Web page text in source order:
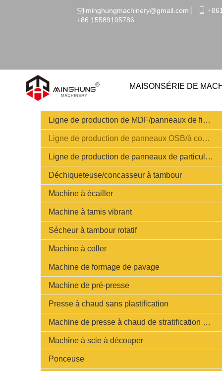
 minghungmachinery@gmail.com  +
+86 15589105786
MAISON SÉRIE DE
Ligne de production de MDF/panneaux de fibres de densité moyenne
Ligne de production de panneaux OSB/à copeaux orientés
Ligne de production de panneaux de particules/agglomérés
Déchiqueteuse/concasseur à tambour
Machine à écailler
Machine à tamis vibrant
Sécheur à tambour rotatif
Machine à coller
Machine de formage de pavage
Machine de pré-presse
Presse à chaud sans plastification
Machine de presse à chaud de stratification à cycle court rapide
Machine à scie à découper
Ponceuse